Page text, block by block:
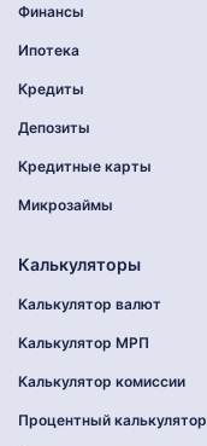
Финансы
Ипотека
Кредиты
Депозиты
Кредитные карты
Микрозаймы
Калькуляторы
Калькулятор валют
Калькулятор МРП
Калькулятор комиссии
Процентный калькулятор